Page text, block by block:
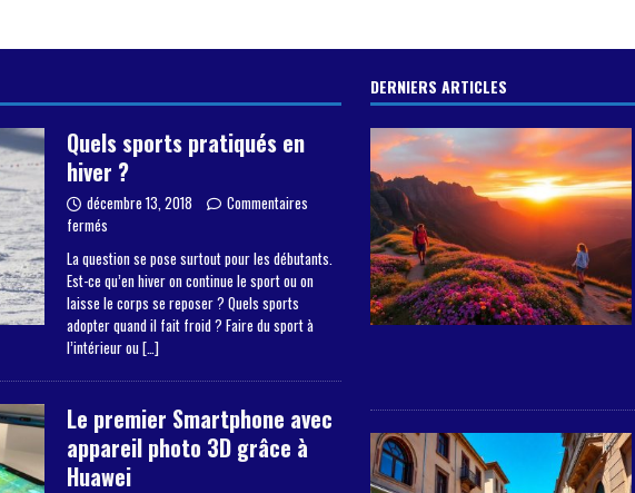
Quels sports pratiqués en
hiver ?
décembre 13, 2018
Commentaires
fermés
La question se pose surtout pour les débutants.
Est-ce qu’en hiver on continue le sport ou on
laisse le corps se reposer ? Quels sports
adopter quand il fait froid ? Faire du sport à
l’intérieur ou […]
Le premier Smartphone avec
appareil photo 3D grâce à
Huawei
DERNIERS ARTICLES